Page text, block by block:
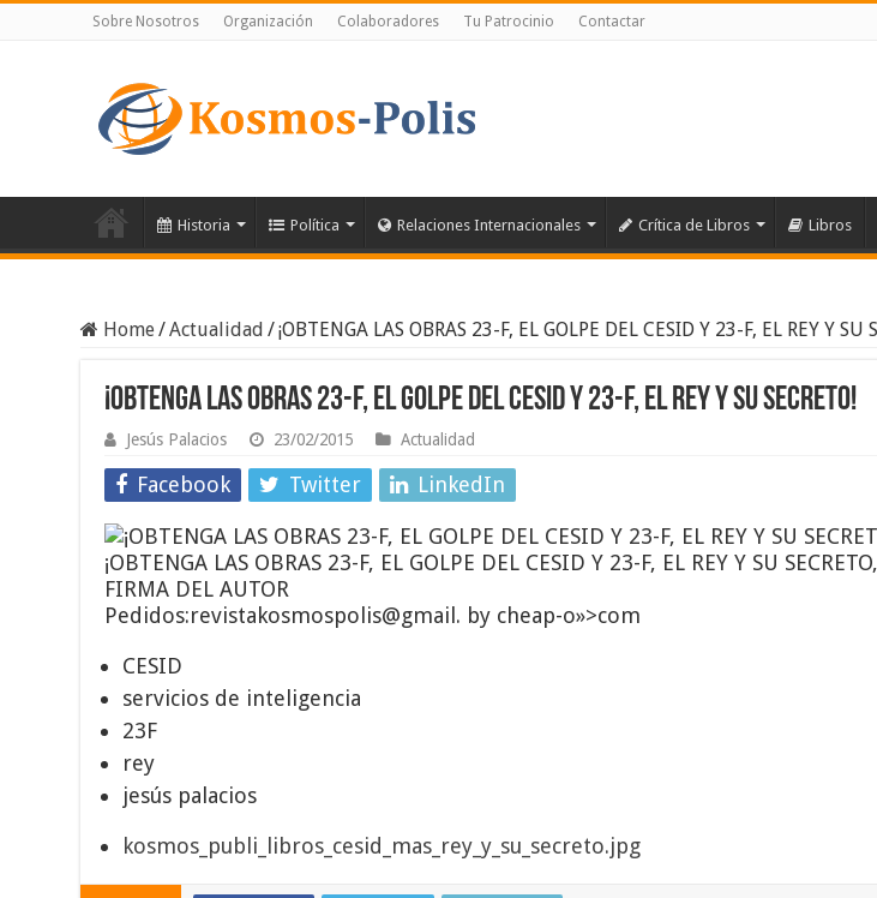
Sobre Nosotros Organización Colaboradores Tu Patrocinio Contactar
Historia Política Relaciones Internacionales Crítica de Libros Libros
Home/Actualidad /¡OBTENGA LAS OBRAS 23-F, EL GOLPE DEL CESID Y 23-F, EL REY Y SU
¡OBTENGA LAS OBRAS 23-F, EL GOLPE DEL CESID Y 23-F, EL REY Y SU SECRETO!
Jesús Palacios 23/02/2015 Actualidad
Facebook Twitter LinkedIn
¡OBTENGA LAS OBRAS 23-F, EL GOLPE DEL CESID Y 23-F, EL REY Y SU
FIRMA DEL AUTOR
Pedidos:revistakosmospolis@gmail. by cheap-o»>com
CESID
servicios de inteligencia
23F
rey
jesús palacios
kosmos_publi_libros_cesid_mas_rey_y_su_secreto.jpg